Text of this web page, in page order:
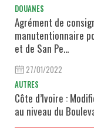
DOUANES
Agrément de
manutentionnaire
et de San Pe...
27/01/2022
AUTRES
Côte d’Ivoire :
au niveau du